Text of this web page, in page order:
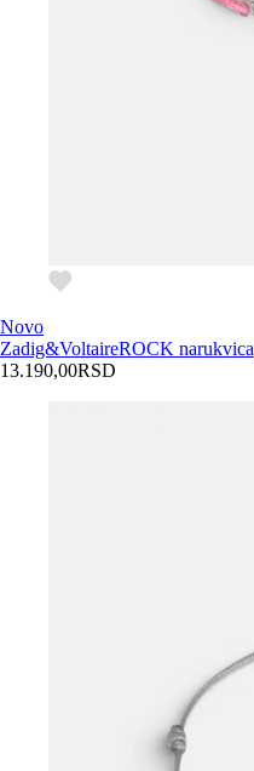
Novo
Zadig&VoltaireROCK narukvica
13.190,00RSD